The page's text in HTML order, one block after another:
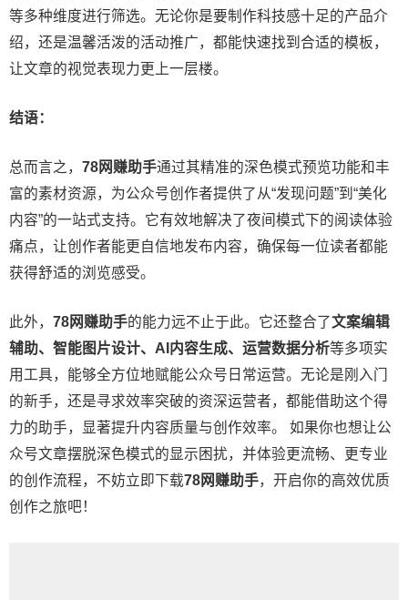
等多种维度进行筛选。无论你是要制作科技感十足的产品介
绍，还是温馨活泼的活动推广，都能快速找到合适的模板，
让文章的视觉表现力更上一层楼。
结语：
总而言之， 78网赚助手通过其精准的深色模式预览功能和丰
富的素材资源，为公众号创作者提供了从“发现问题”到“美化
内容”的一站式支持。它有效地解决了夜间模式下的阅读体验
痛点，让创作者能更自信地发布内容，确保每一位读者都能
获得舒适的浏览感受。
此外， 78网赚助手的能力远不止于此。它还整合了文案编辑
辅助、智能图片设计、AI内容生成、运营数据分析等多项实
用工具，能够全方位地赋能公众号日常运营。无论是刚入门
的新手，还是寻求效率突破的资深运营者，都能借助这个得
力的助手，显著提升内容质量与创作效率。 如果你也想让公
众号文章摆脱深色模式的显示困扰，并体验更流畅、更专业
的创作流程，不妨立即下载78网赚助手，开启你的高效优质
创作之旅吧！